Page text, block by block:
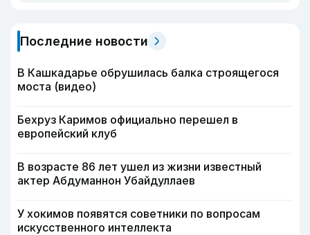
Последние новости
В Кашкадарье обрушилась балка строящегося
моста (видео)
Бехруз Каримов официально перешел в
европейский клуб
В возрасте 86 лет ушел из жизни известный
актер Абдуманнон Убайдуллаев
У хокимов появятся советники по вопросам
искусственного интеллекта